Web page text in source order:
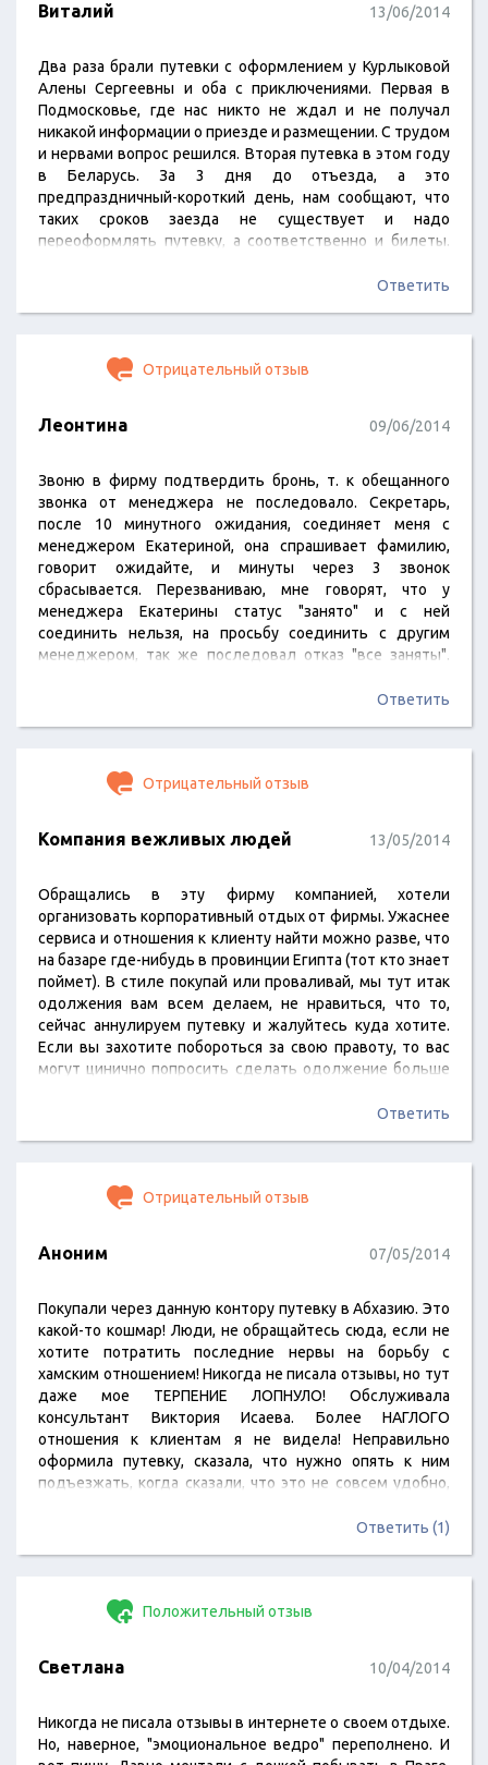
Виталий 13/06/2014
Два раза брали путевки с оформлением у Курлыковой
Алены Сергеевны и оба с приключениями. Первая в
Подмосковье, где нас никто не ждал и не получал
никакой информации о приезде и размещении. С трудом
и нервами вопрос решился. Вторая путевка в этом году
в Беларусь. За 3 дня до отъезда, а это
предпраздничный-короткий день, нам сообщают, что
таких сроков заезда не существует и надо
переоформлять путевку, а соответственно и билеты.
было просто посмотреть почту. С таким отношением к
Ответить
Отрицательный отзыв
Леонтина 09/06/2014
Звоню в фирму подтвердить бронь, т. к обещанного
звонка от менеджера не последовало. Секретарь,
после 10 минутного ожидания, соединяет меня с
менеджером Екатериной, она спрашивает фамилию,
говорит ожидайте, и минуты через 3 звонок
сбрасывается. Перезваниваю, мне говорят, что у
менеджера Екатерины статус "занято" и с ней
соединить нельзя, на просьбу соединить с другим
менеджером, так же последовал отказ "все заняты".
Ответить
Отрицательный отзыв
Компания вежливых людей 13/05/2014
Обращались в эту фирму компанией, хотели
организовать корпоративный отдых от фирмы. Ужаснее
сервиса и отношения к клиенту найти можно разве, что
на базаре где-нибудь в провинции Египта (тот кто знает
поймет). В стиле покупай или проваливай, мы тут итак
одолжения вам всем делаем, не нравиться, что то,
сейчас аннулируем путевку и жалуйтесь куда хотите.
Если вы захотите побороться за свою правоту, то вас
могут цинично попросить сделать одолжение больше
своим коллегам или друзьям, девушке или
Ответить
Отрицательный отзыв
Аноним 07/05/2014
Покупали через данную контору путевку в Абхазию. Это
какой-то кошмар! Люди, не обращайтесь сюда, если не
хотите потратить последние нервы на борьбу с
хамским отношением! Никогда не писала отзывы, но тут
даже мое ТЕРПЕНИЕ ЛОПНУЛО! Обслуживала
консультант Виктория Исаева. Более НАГЛОГО
отношения к клиентам я не видела! Неправильно
оформила путевку, сказала, что нужно опять к ним
подъезжать, когда сказали, что это не совсем удобно,
много чего! Уважаемая администрация, если вы читаете
Ответить (1)
Положительный отзыв
Светлана 10/04/2014
Никогда не писала отзывы в интернете о своем отдыхе.
Но, наверное, "эмоциональное ведро" переполнено. И